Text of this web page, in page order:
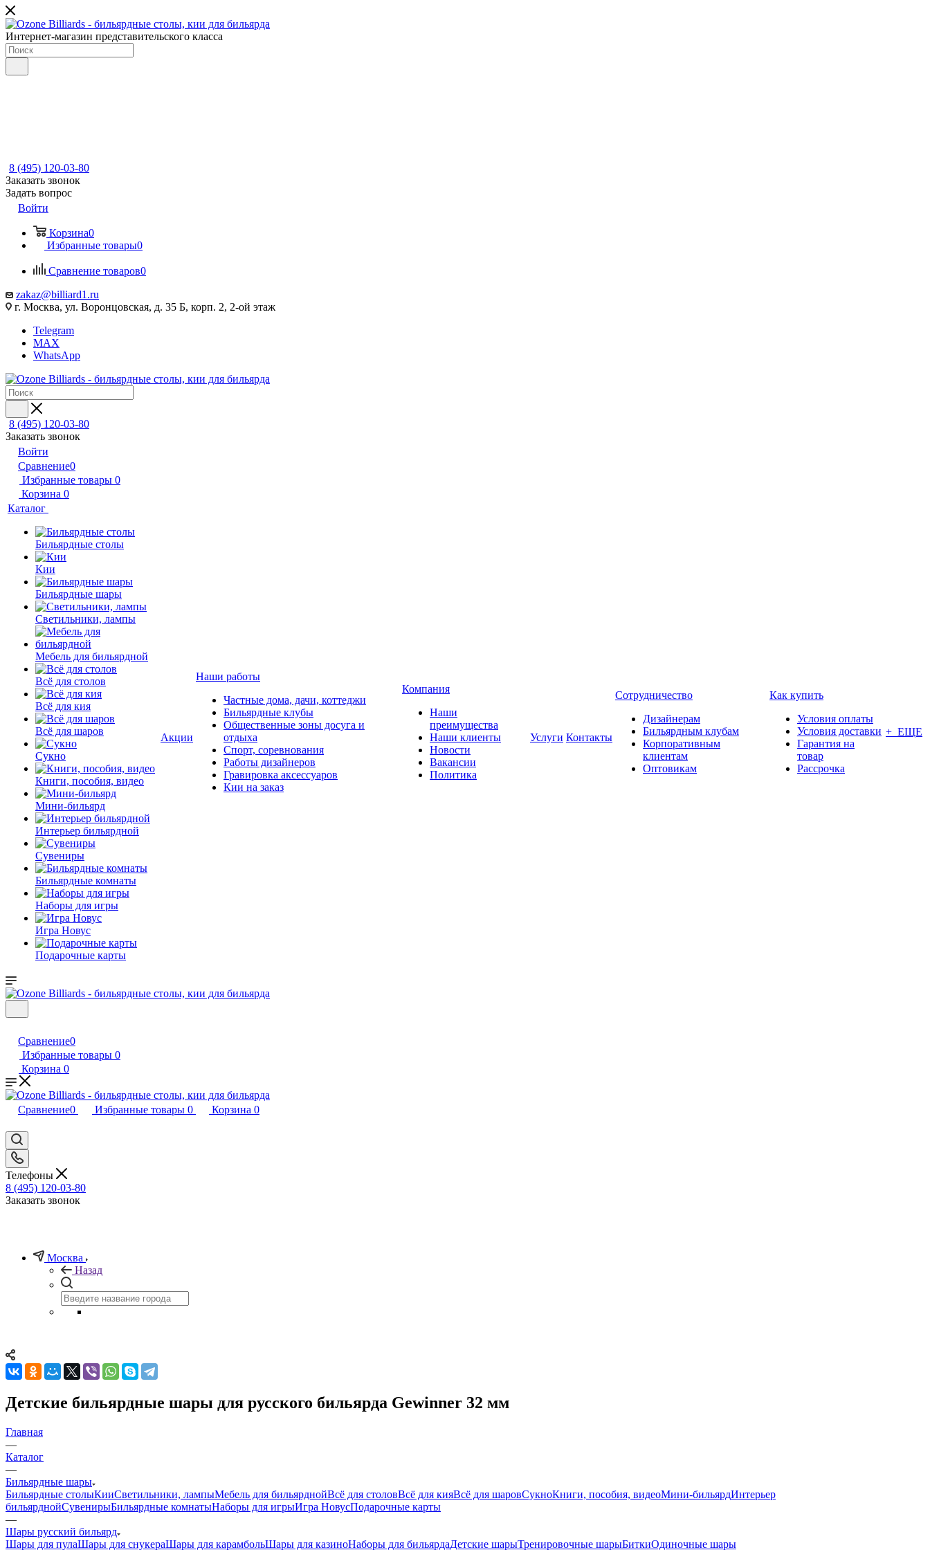
Интернет-магазин представительского класса
8 (495) 120-03-80
Заказать звонок
Задать вопрос
Войти
Корзина0
Избранные товары0
Сравнение товаров0
zakaz@billiard1.ru
г. Москва, ул. Воронцовская, д. 35 Б, корп. 2, 2-ой этаж
Telegram
MAX
WhatsApp
8 (495) 120-03-80
Заказать звонок
Войти
Сравнение0
Избранные товары 0
Корзина 0
Каталог
Бильярдные столы
Кии
Бильярдные шары
Светильники, лампы
Мебель для бильярдной
Всё для столов
Всё для кия
Всё для шаров
Сукно
Книги, пособия, видео
Мини-бильярд
Интерьер бильярдной
Сувениры
Бильярдные комнаты
Наборы для игры
Игра Новус
Подарочные карты
Акции
Наши работы
Частные дома, дачи, коттеджи
Бильярдные клубы
Общественные зоны досуга и
отдыха
Спорт, соревнования
Работы дизайнеров
Гравировка аксессуаров
Кии на заказ
Компания
Наши
преимущества
Наши клиенты
Новости
Вакансии
Политика
Услуги Контакты
Сотрудничество
Дизайнерам
Бильярдным клубам
Корпоративным
клиентам
Оптовикам
Как купить
Условия оплаты
Условия доставки
Гарантия на
товар
Рассрочка
+ ЕЩЕ
Сравнение0
Избранные товары 0
Корзина 0
Сравнение0 Избранные товары 0 Корзина 0
Телефоны
8 (495) 120-03-80
Заказать звонок
Москва
Назад
Детские бильярдные шары для русского бильярда Gewinner 32 мм
Главная
—
Каталог
—
Бильярдные шары
Бильярдные столыКииСветильники, лампыМебель для бильярднойВсё для столовВсё для кияВсё для шаровСукноКниги, пособия, видеоМини-бильярдИнтерьер
бильярднойСувенирыБильярдные комнатыНаборы для игрыИгра НовусПодарочные карты
—
Шары русский бильярд
Шары для пулаШары для снукераШары для карамбольШары для казиноНаборы для бильярдаДетские шарыТренировочные шарыБиткиОдиночные шары